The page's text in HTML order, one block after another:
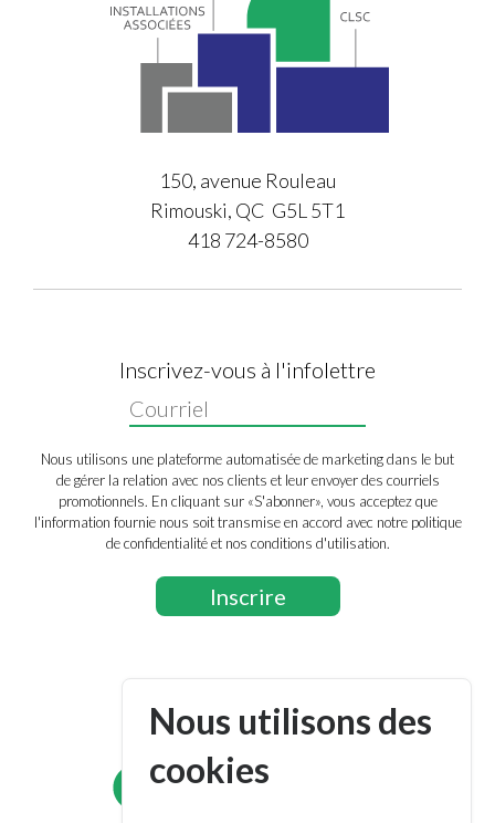
150, avenue Rouleau
Rimouski, QC G5L 5T1
418 724-8580
Inscrivez-vous à l'infolettre
Nous utilisons une plateforme automatisée de marketing dans le but
de gérer la relation avec nos clients et leur envoyer des courriels
promotionnels. En cliquant sur «S'abonner», vous acceptez que
l'information fournie nous soit transmise en accord avec notre politique
de confidentialité et nos conditions d'utilisation.
Suivez-nous
Nous utilisons des
cookies